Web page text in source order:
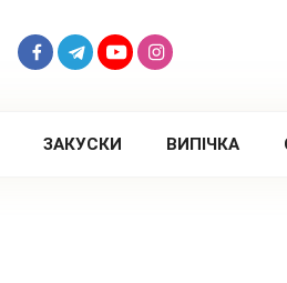
ЗАКУСКИ ВИПІЧКА